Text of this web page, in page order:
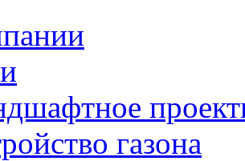
газона